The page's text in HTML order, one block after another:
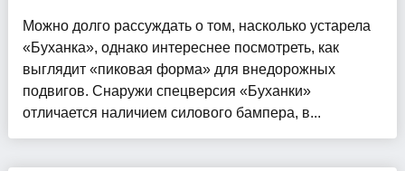
Можно долго рассуждать о том, насколько устарела
«Буханка», однако интереснее посмотреть, как
выглядит «пиковая форма» для внедорожных
подвигов. Снаружи спецверсия «Буханки»
отличается наличием силового бампера, в...